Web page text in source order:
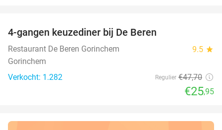
4-gangen keuzediner bij De Beren
Restaurant De Beren Gorinchem 9.5 star
Gorinchem
Verkocht: 1.282
Regulier €47,70
€25,95